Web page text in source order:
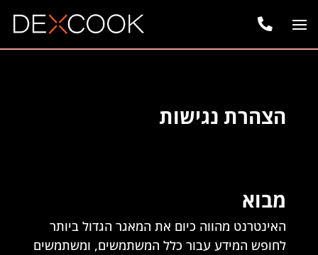
בְּאֲתָר
מַעֲרֶכֶת

הצהרת נגישות
מבוא
האינטרנט מהווה כיום את המאגר הגדול ביותר
לחופש המידע עבור כלל המשתמשים, ומשתמשים